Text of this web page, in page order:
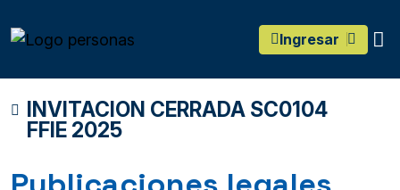
Ingresar
INVITACION CERRADA SC0104
FFIE 2025